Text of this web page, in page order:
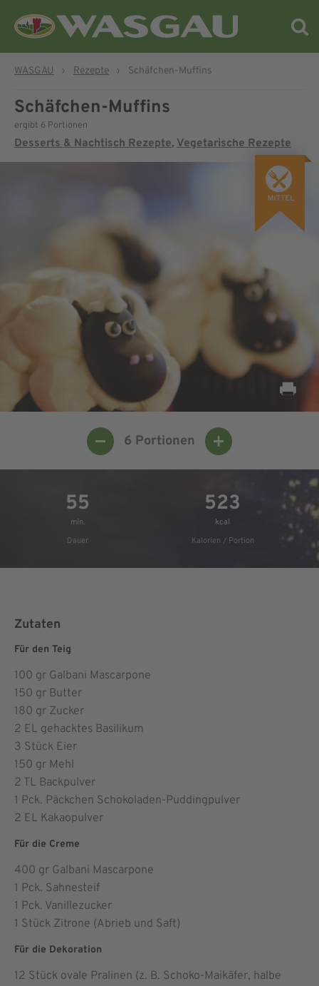
WASGAU › Rezepte › Schäfchen-Muffins
Schäfchen-Muffins
ergibt 6 Portionen
Desserts & Nachtisch Rezepte, Vegetarische Rezepte
6 Portionen
55
min.
Dauer
523
kcal
Kalorien / Portion
Zutaten
Für den Teig
100 gr Galbani Mascarpone
150 gr Butter
180 gr Zucker
2 EL gehacktes Basilikum
3 Stück Eier
150 gr Mehl
2 TL Backpulver
1 Pck. Päckchen Schokoladen-Puddingpulver
2 EL Kakaopulver
Für die Creme
400 gr Galbani Mascarpone
1 Pck. Sahnesteif
1 Pck. Vanillezucker
1 Stück Zitrone (Abrieb und Saft)
Für die Dekoration
12 Stück ovale Pralinen (z. B. Schoko-Maikäfer, halbe